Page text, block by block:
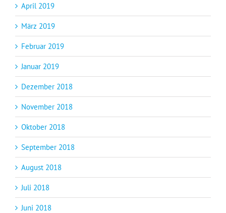
April 2019
März 2019
Februar 2019
Januar 2019
Dezember 2018
November 2018
Oktober 2018
September 2018
August 2018
Juli 2018
Juni 2018